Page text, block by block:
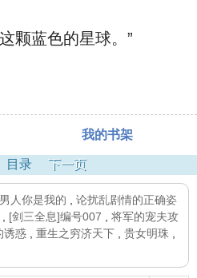
颗蓝色的星球。”
我的书架
目录 下一页
男人你是我的
论扰乱剧情的正确姿
[剑三全息]编号007
将军的宠夫攻
诱惑 重生之穷济天下 贵女明珠